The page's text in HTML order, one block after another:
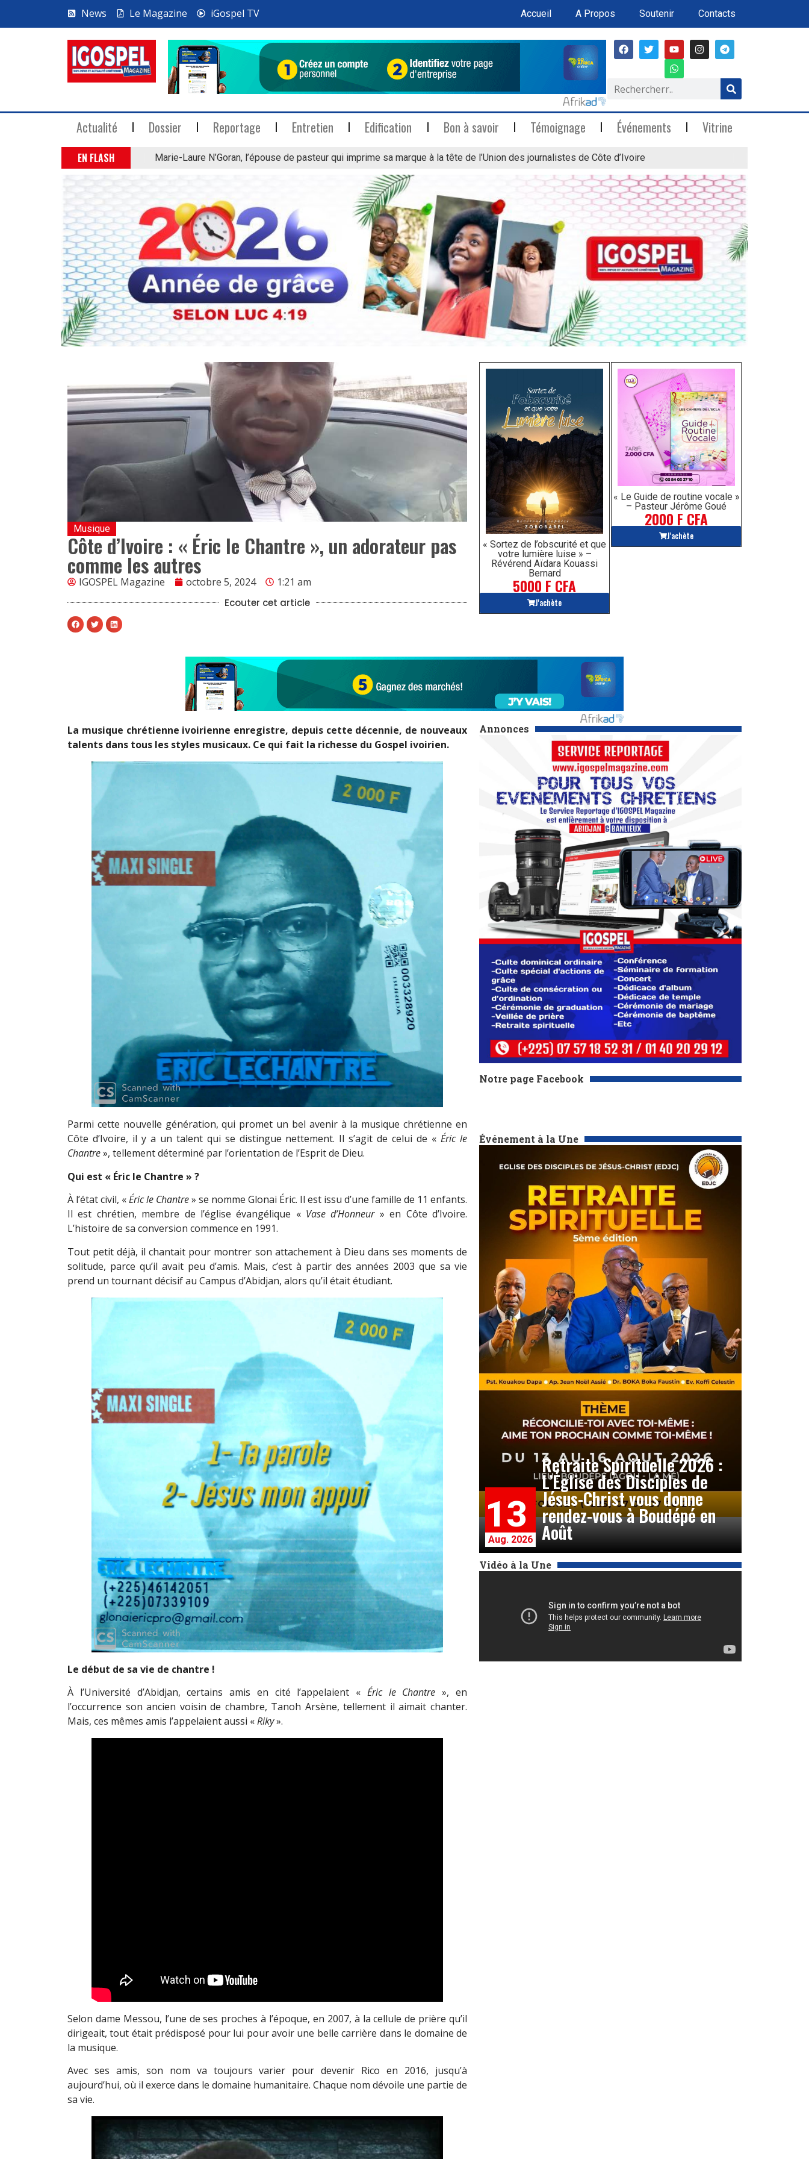
News Le Magazine iGospel TV Accueil A Propos Soutenir Contacts
Actualité Dossier Reportage Entretien Edification Bon à savoir Témoignage Événements Vitrine
EN FLASH Marie-Laure N’Goran, l’épouse de pasteur qui imprime sa marque à la tête de l’Union des journalistes de Côte d’Ivoire
« Sortez de l’obscurité et que
votre lumière luise » –
Révérend Aïdara Kouassi
Bernard
5000 F CFA
J'achète
« Le Guide de routine vocale »
– Pasteur Jérôme Goué
2000 F CFA
J'achète
Musique
Côte d’Ivoire : « Éric le Chantre », un adorateur pas
comme les autres
IGOSPEL Magazine octobre 5, 2024 1:21 am
Ecouter cet article
Annonces
Notre page Facebook
Événement à la Une
13
Aug. 2026
Retraite Spirituelle 2026 :
L’Église des Disciples de
Jésus-Christ vous donne
rendez-vous à Boudépé en
Août
Vidéo à la Une
La musique chrétienne ivoirienne enregistre, depuis cette décennie, de nouveaux
talents dans tous les styles musicaux. Ce qui fait la richesse du Gospel ivoirien.
Parmi cette nouvelle génération, qui promet un bel avenir à la musique chrétienne en
Côte d’Ivoire, il y a un talent qui se distingue nettement. Il s’agit de celui de «Éric le
Chantre», tellement déterminé par l’orientation de l’Esprit de Dieu.
Qui est « Éric le Chantre » ?
À l’état civil, «Éric le Chantre» se nomme Glonai Éric. Il est issu d’une famille de 11 enfants.
Il est chrétien, membre de l’église évangélique « Vase d’Honneur» en Côte d’Ivoire.
L’histoire de sa conversion commence en 1991.
Tout petit déjà, il chantait pour montrer son attachement à Dieu dans ses moments de
solitude, parce qu’il avait peu d’amis. Mais, c’est à partir des années 2003 que sa vie
prend un tournant décisif au Campus d’Abidjan, alors qu’il était étudiant.
Le début de sa vie de chantre !
À l’Université d’Abidjan, certains amis en cité l’appelaient « Éric le Chantre », en
l’occurrence son ancien voisin de chambre, Tanoh Arsène, tellement il aimait chanter.
Mais, ces mêmes amis l’appelaient aussi «Riky».
Selon dame Messou, l’une de ses proches à l’époque, en 2007, à la cellule de prière qu’il
dirigeait, tout était prédisposé pour lui pour avoir une belle carrière dans le domaine de
la musique.
Avec ses amis, son nom va toujours varier pour devenir Rico en 2016, jusqu’à
aujourd’hui, où il exerce dans le domaine humanitaire. Chaque nom dévoile une partie de
sa vie.